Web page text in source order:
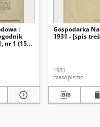
:
nr 1 (15
Gospodarka
1931 - [spis
1931
czasopismo